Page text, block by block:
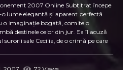
2007 Online Subtitrat începe
lume elegantă și aparent perfectă.
o imaginație bogată, comite o
destinele celor din jur. Ea îl acuză
sale Cecilia, de o crimă pe care
a filmului rămâne